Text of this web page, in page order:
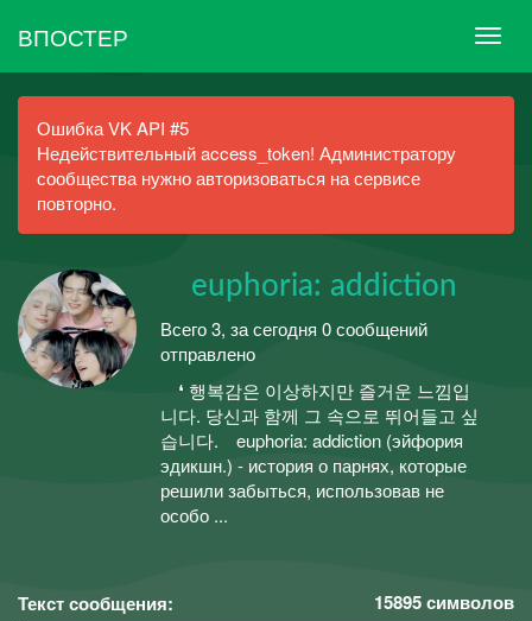
ВПОСТЕР
Ошибка VK API #5
Недействительный access_token! Администратору
сообщества нужно авторизоваться на сервисе
повторно.
⠀ euphoria: addiction
Всего 3, за сегодня 0 сообщений
отправлено
⠀ ❛ 행복감은 이상하지만 즐거운 느낌입
니다. 당신과 함께 그 속으로 뛰어들고 싶
습니다.⠀ euphoria: addiction (эйфория
эдикшн.) - история о парнях, которые
решили забыться, использовав не
особо ...
Текст сообщения: 15895символов